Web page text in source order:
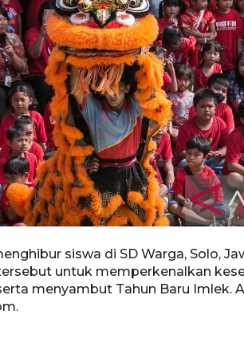
siswa di SD Warga, Solo,
untuk memperkenalkan
menyambut Tahun Baru Imlek.